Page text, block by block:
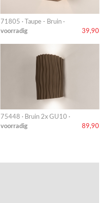
71805 · Taupe - Bruin ·
voorradig
39,90
75448 · Bruin 2x GU10 ·
voorradig
89,90